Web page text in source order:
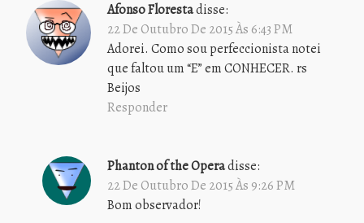
Afonso Florestadisse:
22 De Outubro De 2015 Às 6:43 PM
Adorei. Como sou perfeccionista notei
que faltou um “E” em CONHECER. rs
Beijos
Responder
Phanton of the Operadisse:
22 De Outubro De 2015 Às 9:26 PM
Bom observador!